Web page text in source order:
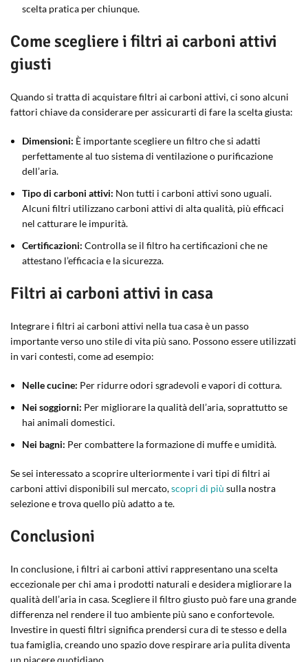
scelta pratica per chiunque.
Come scegliere i filtri ai carboni attivi
giusti
Quando si tratta di acquistare filtri ai carboni attivi, ci sono alcuni
fattori chiave da considerare per assicurarti di fare la scelta giusta:
Dimensioni: È importante scegliere un filtro che si adatti
perfettamente al tuo sistema di ventilazione o purificazione
dell’aria.
Tipo di carboni attivi: Non tutti i carboni attivi sono uguali.
Alcuni filtri utilizzano carboni attivi di alta qualità, più efficaci
nel catturare le impurità.
Certificazioni: Controlla se il filtro ha certificazioni che ne
attestano l’efficacia e la sicurezza.
Filtri ai carboni attivi in casa
Integrare i filtri ai carboni attivi nella tua casa è un passo
importante verso uno stile di vita più sano. Possono essere utilizzati
in vari contesti, come ad esempio:
Nelle cucine: Per ridurre odori sgradevoli e vapori di cottura.
Nei soggiorni: Per migliorare la qualità dell’aria, soprattutto se
hai animali domestici.
Nei bagni: Per combattere la formazione di muffe e umidità.
Se sei interessato a scoprire ulteriormente i vari tipi di filtri ai
carboni attivi disponibili sul mercato,scopri di più sulla nostra
selezione e trova quello più adatto a te.
Conclusioni
In conclusione, i filtri ai carboni attivi rappresentano una scelta
eccezionale per chi ama i prodotti naturali e desidera migliorare la
qualità dell’aria in casa. Scegliere il filtro giusto può fare una grande
differenza nel rendere il tuo ambiente più sano e confortevole.
Investire in questi filtri significa prendersi cura di te stesso e della
tua famiglia, creando uno spazio dove respirare aria pulita diventa
un piacere quotidiano.